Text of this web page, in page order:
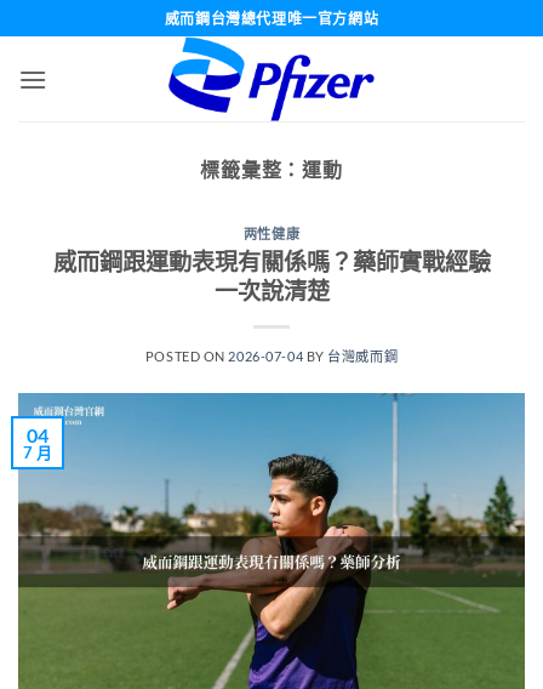
威而鋼台灣總代理唯一官方網站
標籤彙整：運動
两性健康
威而鋼跟運動表現有關係嗎？藥師實戰經驗
一次說清楚
POSTED ON 2026-07-04 BY 台灣威而鋼
04
7 月